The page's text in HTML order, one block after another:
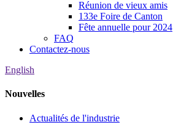
Réunion de vieux amis
133e Foire de Canton
Fête annuelle pour 2024
FAQ
Contactez-nous
English
Nouvelles
Actualités de l'industrie